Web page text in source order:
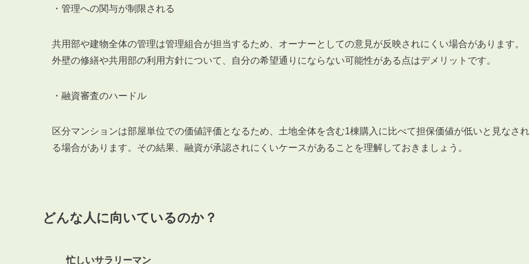
・管理への関与が制限される
共用部や建物全体の管理は管理組合が担当するため、オーナーとしての意見が反映されにくい場合があります。
外壁の修繕や共用部の利用方針について、自分の希望通りにならない可能性がある点はデメリットです。
・融資審査のハードル
区分マンションは部屋単位での価値評価となるため、土地全体を含む1棟購入に比べて担保価値が低いと見なされ
る場合があります。その結果、融資が承認されにくいケースがあることを理解しておきましょう。
どんな人に向いているのか？
忙しいサラリーマン